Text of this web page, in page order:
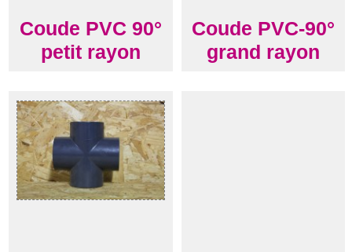
Coude PVC 90°
petit rayon
Coude PVC-90°
grand rayon